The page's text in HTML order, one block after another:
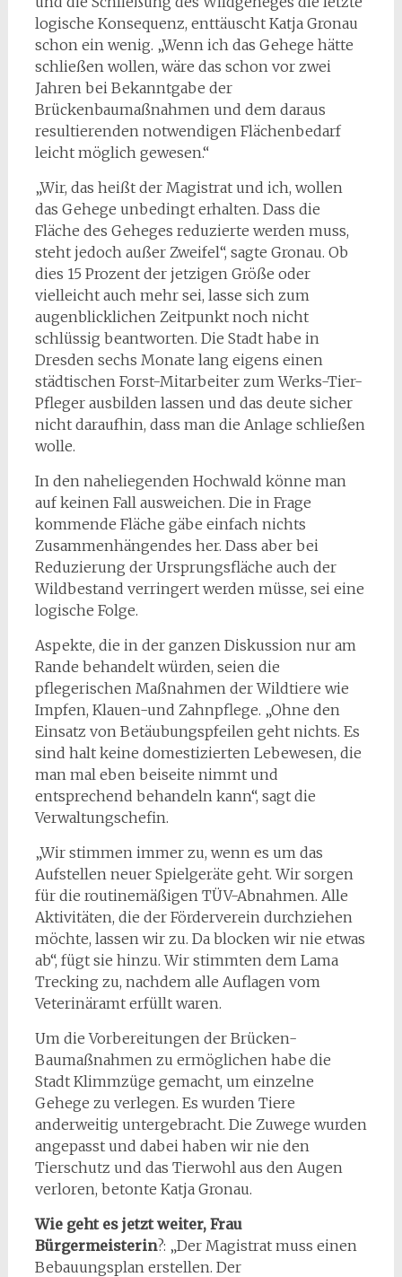
logische Konsequenz, enttäuscht Katja Gronau
schon ein wenig. „Wenn ich das Gehege hätte
schließen wollen, wäre das schon vor zwei
Jahren bei Bekanntgabe der
Brückenbaumaßnahmen und dem daraus
resultierenden notwendigen Flächenbedarf
leicht möglich gewesen.“
„Wir, das heißt der Magistrat und ich, wollen
das Gehege unbedingt erhalten. Dass die
Fläche des Geheges reduzierte werden muss,
steht jedoch außer Zweifel“, sagte Gronau. Ob
dies 15 Prozent der jetzigen Größe oder
vielleicht auch mehr sei, lasse sich zum
augenblicklichen Zeitpunkt noch nicht
schlüssig beantworten. Die Stadt habe in
Dresden sechs Monate lang eigens einen
städtischen Forst-Mitarbeiter zum Werks-Tier-
Pfleger ausbilden lassen und das deute sicher
nicht daraufhin, dass man die Anlage schließen
wolle.
In den naheliegenden Hochwald könne man
auf keinen Fall ausweichen. Die in Frage
kommende Fläche gäbe einfach nichts
Zusammenhängendes her. Dass aber bei
Reduzierung der Ursprungsfläche auch der
Wildbestand verringert werden müsse, sei eine
logische Folge.
Aspekte, die in der ganzen Diskussion nur am
Rande behandelt würden, seien die
pflegerischen Maßnahmen der Wildtiere wie
Impfen, Klauen-und Zahnpflege. „Ohne den
Einsatz von Betäubungspfeilen geht nichts. Es
sind halt keine domestizierten Lebewesen, die
man mal eben beiseite nimmt und
entsprechend behandeln kann“, sagt die
Verwaltungschefin.
„Wir stimmen immer zu, wenn es um das
Aufstellen neuer Spielgeräte geht. Wir sorgen
für die routinemäßigen TÜV-Abnahmen. Alle
Aktivitäten, die der Förderverein durchziehen
möchte, lassen wir zu. Da blocken wir nie etwas
ab“, fügt sie hinzu. Wir stimmten dem Lama
Trecking zu, nachdem alle Auflagen vom
Veterinäramt erfüllt waren.
Um die Vorbereitungen der Brücken-
Baumaßnahmen zu ermöglichen habe die
Stadt Klimmzüge gemacht, um einzelne
Gehege zu verlegen. Es wurden Tiere
anderweitig untergebracht. Die Zuwege wurden
angepasst und dabei haben wir nie den
Tierschutz und das Tierwohl aus den Augen
verloren, betonte Katja Gronau.
Wie geht es jetzt weiter, Frau
Bürgermeisterin?: „Der Magistrat muss einen
Bebauungsplan erstellen. Der